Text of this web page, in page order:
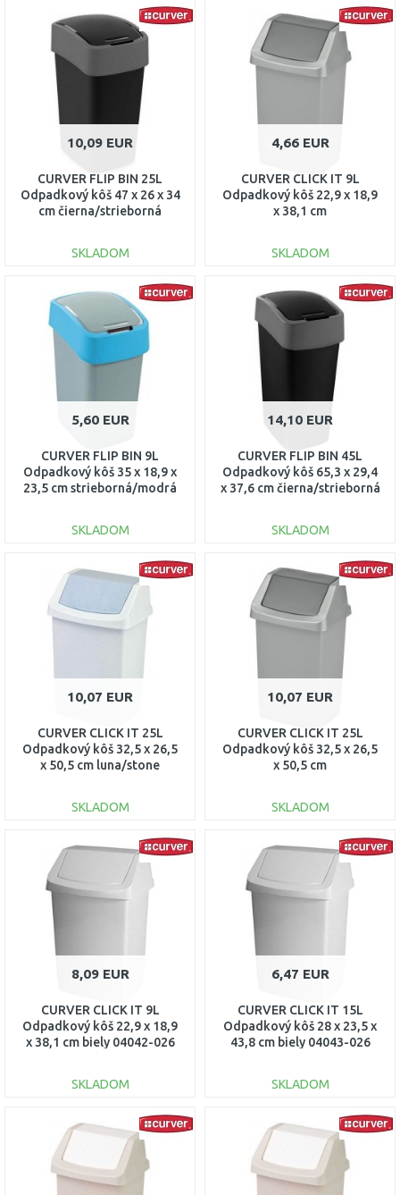
DO KOŠÍKA
Porovnať
DO KOŠÍKA
Porovnať
10,09 EUR
CURVER FLIP BIN 25L
Odpadkový kôš 47 x 26 x 34
cm čierna/strieborná
SKLADOM
DO KOŠÍKA
Porovnať
4,66 EUR
CURVER CLICK IT 9L
Odpadkový kôš 22,9 x 18,9
x 38,1 cm
SKLADOM
DO KOŠÍKA
Porovnať
5,60 EUR
CURVER FLIP BIN 9L
Odpadkový kôš 35 x 18,9 x
23,5 cm strieborná/modrá
SKLADOM
DO KOŠÍKA
Porovnať
14,10 EUR
CURVER FLIP BIN 45L
Odpadkový kôš 65,3 x 29,4
x 37,6 cm čierna/strieborná
SKLADOM
DO KOŠÍKA
Porovnať
10,07 EUR
CURVER CLICK IT 25L
Odpadkový kôš 32,5 x 26,5
x 50,5 cm luna/stone
SKLADOM
DO KOŠÍKA
Porovnať
10,07 EUR
CURVER CLICK IT 25L
Odpadkový kôš 32,5 x 26,5
x 50,5 cm
SKLADOM
DO KOŠÍKA
Porovnať
8,09 EUR
CURVER CLICK IT 9L
Odpadkový kôš 22,9 x 18,9
x 38,1 cm biely 04042-026
SKLADOM
DO KOŠÍKA
Porovnať
6,47 EUR
CURVER CLICK IT 15L
Odpadkový kôš 28 x 23,5 x
43,8 cm biely 04043-026
SKLADOM
DO KOŠÍKA
Porovnať